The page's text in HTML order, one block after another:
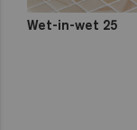
Wet-in-wet 25